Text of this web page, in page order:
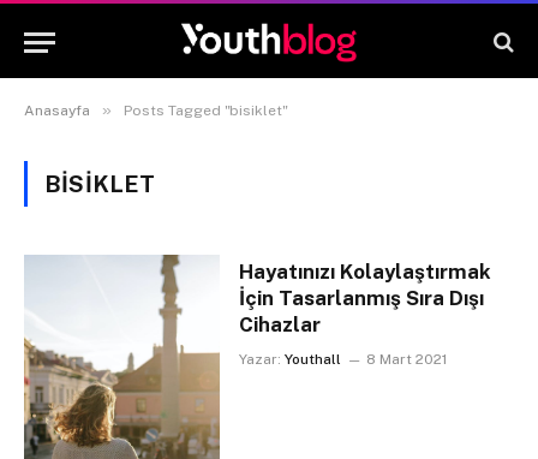
Anasayfa » Posts Tagged "bisiklet"
BISIKLET
Hayatınızı Kolaylaştırmak
İçin Tasarlanmış Sıra Dışı
Cihazlar
Yazar: Youthall 8 Mart 2021